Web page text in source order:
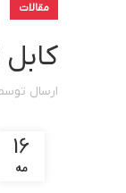
مقالات
ارسال
16
مه